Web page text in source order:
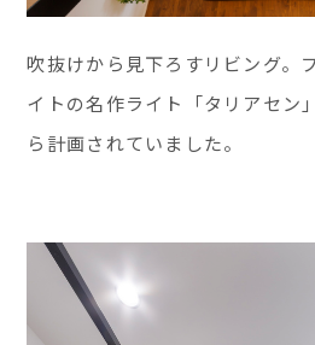
吹抜けから見下ろすリビング。
イトの名作ライト「タリアセン
ら計画されていました。